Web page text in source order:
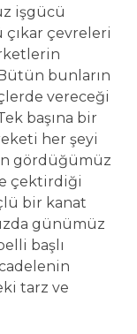
işgücü
çevreleri
bunların
vereceği
başına bir
her şeyi
gördüğümüz
çektirdiği
bir kanat
günümüz
başlı
tarz ve